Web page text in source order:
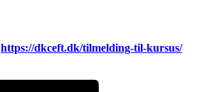
https://dkceft.dk/tilmelding-til-kursus/